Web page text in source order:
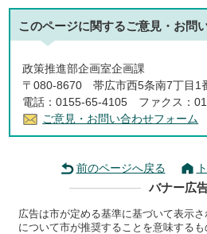
このページに関するご意見・お問
政策推進部企画室企画課
〒080-8670 帯広市西5条南7丁目1
電話：0155-65-4105 ファクス：
ご意見・お問い合わせフォーム
前のページへ戻る
バナー広
広告は市が定める基準に基づいて表示
について市が推奨することを意味する